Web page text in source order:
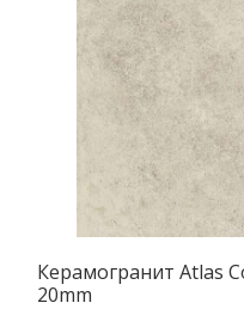
Керамогранит Atlas
20mm